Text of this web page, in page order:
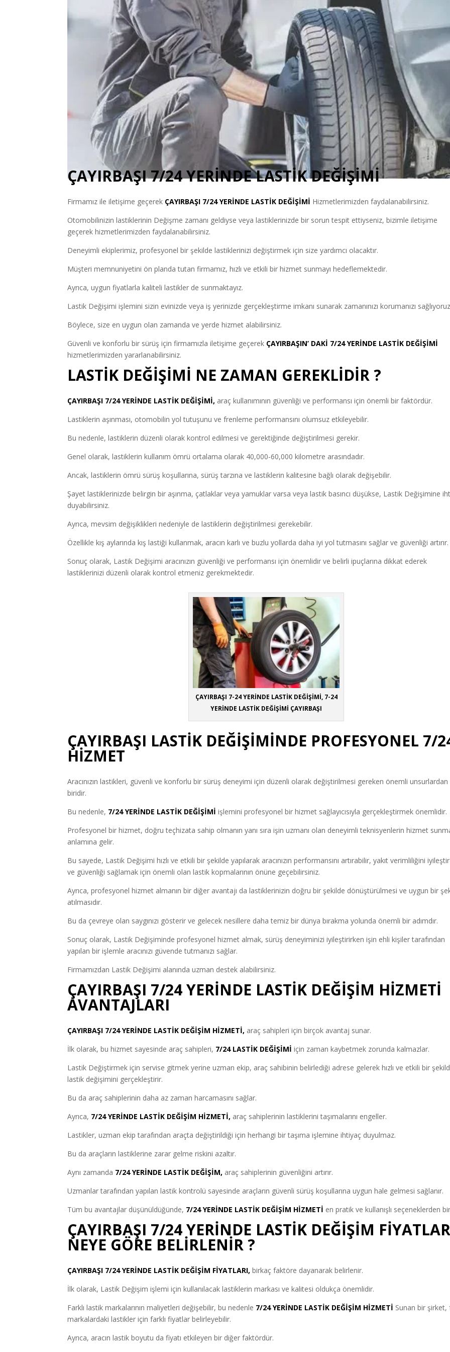
ÇAYIRBAŞI 7/24 YERİNDE LASTİK DEĞİŞİMİ
Firmamız ile iletişime geçerek ÇAYIRBAŞI 7/24 YERİNDE LASTİK DEĞİŞİMİ Hizmetlerimizden faydalanabilirsiniz.
Otomobilinizin lastiklerinin Değişme zamanı geldiyse veya lastiklerinizde bir sorun tespit ettiyseniz, bizimle iletişime
geçerek hizmetlerimizden faydalanabilirsiniz.
Deneyimli ekiplerimiz, profesyonel bir şekilde lastiklerinizi değiştirmek için size yardımcı olacaktır.
Müşteri memnuniyetini ön planda tutan firmamız, hızlı ve etkili bir hizmet sunmayı hedeflemektedir.
Ayrıca, uygun fiyatlarla kaliteli lastikler de sunmaktayız.
Lastik Değişimi işlemini sizin evinizde veya iş yerinizde gerçekleştirme imkanı sunarak zamanınızı korumanızı
Böylece, size en uygun olan zamanda ve yerde hizmet alabilirsiniz.
Güvenli ve konforlu bir sürüş için firmamızla iletişime geçerek ÇAYIRBAŞIN’ DAKİ 7/24 YERİNDE LASTİK DEĞİŞİMİ
hizmetlerimizden yararlanabilirsiniz.
LASTİK DEĞİŞİMİ NE ZAMAN GEREKLİDİR ?
ÇAYIRBAŞI 7/24 YERİNDE LASTİK DEĞİŞİMİ, araç kullanımının güvenliği ve performansı için önemli bir faktördür.
Lastiklerin aşınması, otomobilin yol tutuşunu ve frenleme performansını olumsuz etkileyebilir.
Bu nedenle, lastiklerin düzenli olarak kontrol edilmesi ve gerektiğinde değiştirilmesi gerekir.
Genel olarak, lastiklerin kullanım ömrü ortalama olarak 40,000-60,000 kilometre arasındadır.
Ancak, lastiklerin ömrü sürüş koşullarına, sürüş tarzına ve lastiklerin kalitesine bağlı olarak değişebilir.
Şayet lastiklerinizde belirgin bir aşınma, çatlaklar veya yamuklar varsa veya lastik basıncı düşükse, Lastik Değişimine
duyabilirsiniz.
Ayrıca, mevsim değişiklikleri nedeniyle de lastiklerin değiştirilmesi gerekebilir.
Özellikle kış aylarında kış lastiği kullanmak, aracın karlı ve buzlu yollarda daha iyi yol tutmasını sağlar ve güvenliği artırır.
Sonuç olarak, Lastik Değişimi aracınızın güvenliği ve performansı için önemlidir ve belirli ipuçlarına dikkat ederek
lastiklerinizi düzenli olarak kontrol etmeniz gerekmektedir.
ÇAYIRBAŞI 7-24 YERİNDE LASTİK DEĞİŞİMİ, 7-24
YERİNDE LASTİK DEĞİŞİMİ ÇAYIRBAŞI
ÇAYIRBAŞI LASTİK DEĞİŞİMİNDE PROFESYONEL 7/
HİZMET
Aracınızın lastikleri, güvenli ve konforlu bir sürüş deneyimi için düzenli olarak değiştirilmesi gereken önemli unsurlardan
biridir.
Bu nedenle, 7/24 YERİNDE LASTİK DEĞİŞİMİ işlemini profesyonel bir hizmet sağlayıcısıyla gerçekleştirmek önemlidir.
Profesyonel bir hizmet, doğru teçhizata sahip olmanın yanı sıra işin uzmanı olan deneyimli teknisyenlerin hizmet
anlamına gelir.
Bu sayede, Lastik Değişimi hızlı ve etkili bir şekilde yapılarak aracınızın performansını artırabilir, yakıt verimliliğini
ve güvenliği sağlamak için önemli olan lastik kopmalarının önüne geçebilirsiniz.
Ayrıca, profesyonel hizmet almanın bir diğer avantajı da lastiklerinizin doğru bir şekilde dönüştürülmesi ve uygun bir
atılmasıdır.
Bu da çevreye olan saygınızı gösterir ve gelecek nesillere daha temiz bir dünya bırakma yolunda önemli bir adımdır.
Sonuç olarak, Lastik Değişiminde profesyonel hizmet almak, sürüş deneyiminizi iyileştirirken işin ehli kişiler tarafından
yapılan bir işlemle aracınızı güvende tutmanızı sağlar.
Firmamızdan Lastik Değişimi alanında uzman destek alabilirsiniz.
ÇAYIRBAŞI 7/24 YERİNDE LASTİK DEĞİŞİM HİZMETİ
AVANTAJLARI
ÇAYIRBAŞI 7/24 YERİNDE LASTİK DEĞİŞİM HİZMETİ, araç sahipleri için birçok avantaj sunar.
İlk olarak, bu hizmet sayesinde araç sahipleri, 7/24 LASTİK DEĞİŞİMİ için zaman kaybetmek zorunda kalmazlar.
Lastik Değiştirmek için servise gitmek yerine uzman ekip, araç sahibinin belirlediği adrese gelerek hızlı ve etkili bir
lastik değişimini gerçekleştirir.
Bu da araç sahiplerinin daha az zaman harcamasını sağlar.
Ayrıca, 7/24 YERİNDE LASTİK DEĞİŞİM HİZMETİ, araç sahiplerinin lastiklerini taşımalarını engeller.
Lastikler, uzman ekip tarafından araçta değiştirildiği için herhangi bir taşıma işlemine ihtiyaç duyulmaz.
Bu da araçların lastiklerine zarar gelme riskini azaltır.
Aynı zamanda 7/24 YERİNDE LASTİK DEĞİŞİM, araç sahiplerinin güvenliğini artırır.
Uzmanlar tarafından yapılan lastik kontrolü sayesinde araçların güvenli sürüş koşullarına uygun hale gelmesi sağlanır.
Tüm bu avantajlar düşünüldüğünde, 7/24 YERİNDE LASTİK DEĞİŞİM HİZMETİ en pratik ve kullanışlı seçeneklerden
ÇAYIRBAŞI 7/24 YERİNDE LASTİK DEĞİŞİM
NEYE GÖRE BELİRLENİR ?
ÇAYIRBAŞI 7/24 YERİNDE LASTİK DEĞİŞİM FİYATLARI, birkaç faktöre dayanarak belirlenir.
İlk olarak, Lastik Değişim işlemi için kullanılacak lastiklerin markası ve kalitesi oldukça önemlidir.
Farklı lastik markalarının maliyetleri değişebilir, bu nedenle 7/24 YERİNDE LASTİK DEĞİŞİM HİZMETİ Sunan bir şirket,
markalardaki lastikler için farklı fiyatlar belirleyebilir.
Ayrıca, aracın lastik boyutu da fiyatı etkileyen bir diğer faktördür.